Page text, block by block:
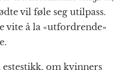
vil føle seg utilpass.
vite å la «utfordrende»
om kvinners